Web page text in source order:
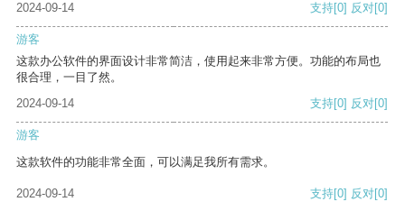
2024-09-14 支持[0] 反对[0]
游客
这款办公软件的界面设计非常简洁，使用起来非常方便。功能的布局也
很合理，一目了然。
2024-09-14
支持[0] 反对[0]
游客
这款软件的功能非常全面，可以满足我所有需求。
2024-09-14 支持[0] 反对[0]